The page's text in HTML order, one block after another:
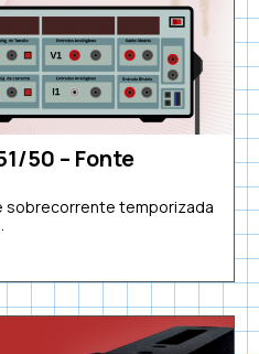
50 – Fonte
sobrecorrente temporizada